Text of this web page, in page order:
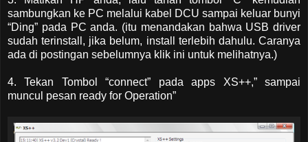
sambungkan ke PC melalui kabel DCU sampai keluar bunyi
“Ding” pada PC anda. (itu menandakan bahwa USB driver
sudah terinstall, jika belum, install terlebih dahulu. Caranya
ada di postingan sebelumnya klik ini untuk melihatnya.)
4. Tekan Tombol “connect” pada apps XS++,” sampai
muncul pesan ready for Operation”